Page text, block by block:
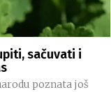
sačuvati i
poznata još